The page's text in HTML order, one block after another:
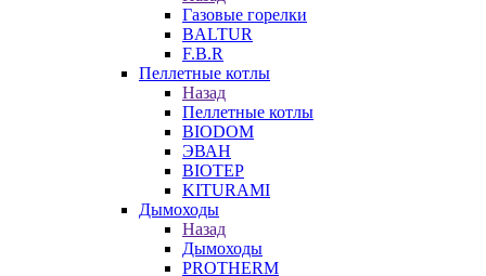
Газовые горелки
BALTUR
F.B.R
Пеллетные котлы
Назад
Пеллетные котлы
BIODOM
ЭВАН
BIOTEP
KITURAMI
Дымоходы
Назад
Дымоходы
PROTHERM